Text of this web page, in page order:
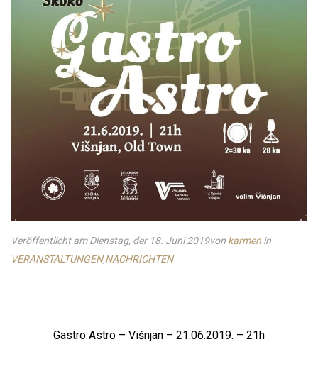
Veröffentlicht am Dienstag, der 18. Juni 2019von karmen in
VERANSTALTUNGEN,NACHRICHTEN
Gastro Astro – Višnjan – 21.06.2019. – 21h